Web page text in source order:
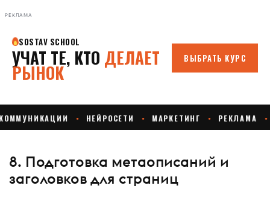
РЕКЛАМА
8. Подготовка метаописаний и
заголовков для страниц